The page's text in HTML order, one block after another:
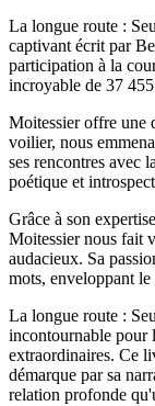
La longue route :
captivant écrit par
participation à la
incroyable de 37
Moitessier offre une
voilier, nous
ses rencontres avec
poétique et
Grâce à son
Moitessier nous fait
audacieux. Sa
mots, enveloppant
La longue route :
incontournable pour
extraordinaires. Ce
démarque par sa
relation profonde